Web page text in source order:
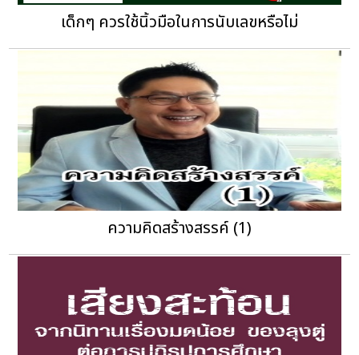
เด็กๆ ควรใช้นิ้วมือในการนับเลขหรือไม่
ความคิดสร้างสรรค์ (1)